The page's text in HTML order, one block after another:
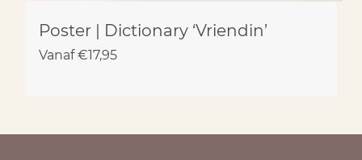
Poster | Dictionary ‘Vriendin’
Vanaf €17,95